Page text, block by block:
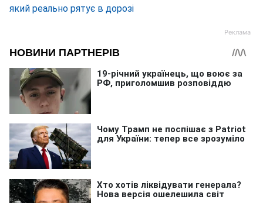
який реально рятує в дорозі